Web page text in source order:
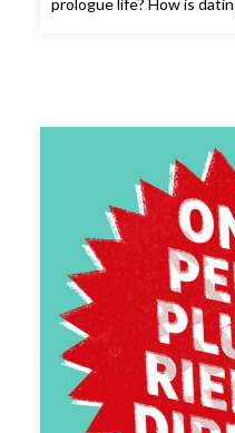
prologue life? How is
Original music : Josselin
Banane (voice). Binge
Benoît Dunckel (music)
Graphic identity :
director : Joël Ronez.
General management :